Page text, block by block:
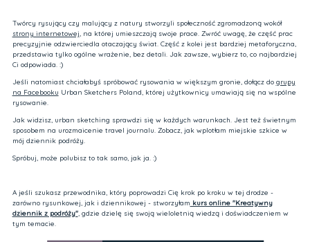
Twórcy rysujący czy malujący z natury stworzyli społeczność zgromadzoną wokół
strony internetowej, na której umieszczają swoje prace. Zwróć uwagę, że część prac
precyzyjnie odzwierciedla otaczający świat. Część z kolei jest bardziej metaforyczna,
przedstawia tylko ogólne wrażenie, bez detali. Jak zawsze, wybierz to, co najbardziej
Ci odpowiada. :)
Jeśli natomiast chciałabyś spróbować rysowania w większym gronie, dołącz do grupy
na Facebooku Urban Sketchers Poland, której użytkownicy umawiają się na wspólne
rysowanie.
Jak widzisz, urban sketching sprawdzi się w każdych warunkach. Jest też świetnym
sposobem na urozmaicenie travel journalu. Zobacz, jak wplotłam miejskie szkice w
mój dziennik podróży.
Spróbuj, może polubisz to tak samo, jak ja. :)
A jeśli szukasz przewodnika, który poprowadzi Cię krok po kroku w tej drodze -
zarówno rysunkowej, jak i dziennikowej - stworzyłam kurs online "Kreatywny
dziennik z podróży", gdzie dzielę się swoją wieloletnią wiedzą i doświadczeniem w
tym temacie.